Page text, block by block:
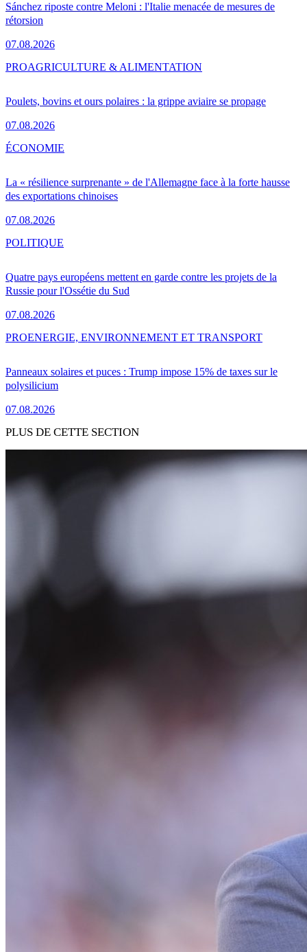
Sánchez riposte contre Meloni : l'Italie menacée de mesures de
rétorsion
07.08.2026
Poulets, bovins et ours polaires : la grippe aviaire se propage
07.08.2026
PROAGRICULTURE & ALIMENTATION
La « résilience surprenante » de l'Allemagne face à la forte hausse
des exportations chinoises
07.08.2026
ÉCONOMIE
Quatre pays européens mettent en garde contre les projets de la
Russie pour l'Ossétie du Sud
07.08.2026
POLITIQUE
Panneaux solaires et puces : Trump impose 15% de taxes sur le
polysilicium
07.08.2026
PROENERGIE, ENVIRONNEMENT ET TRANSPORT
PLUS DE CETTE SECTION